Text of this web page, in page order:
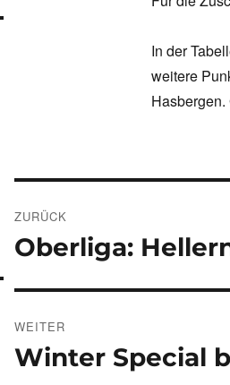
In der
weitere
ZURÜCK
Vorheriger
Oberliga:
WEITER
Nächster
Winter Special